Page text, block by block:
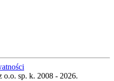
sp. k. 2008 - 2026.